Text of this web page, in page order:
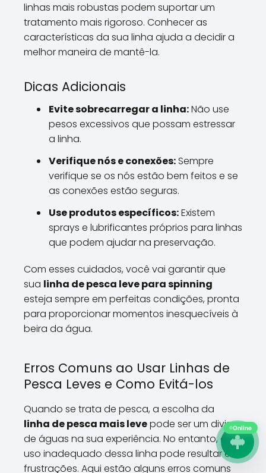
linhas mais robustas podem suportar um
tratamento mais rigoroso. Conhecer as
características da sua linha ajuda a decidir a
melhor maneira de mantê-la.
Dicas Adicionais
Evite sobrecarregar a linha:Não use
pesos excessivos que possam estressar
a linha.
Verifique nós e conexões:Sempre
verifique se os nós estão bem feitos e se
as conexões estão seguras.
Use produtos específicos:Existem
sprays e lubrificantes próprios para linhas
que podem ajudar na preservação.
Com esses cuidados, você vai garantir que
sua linha de pesca leve para spinning
esteja sempre em perfeitas condições, pronta
para proporcionar momentos inesquecíveis à
beira da água.
Erros Comuns ao Usar Linhas de
Pesca Leves e Como Evitá-los
Quando se trata de pesca, a escolha da
linha de pesca mais levepode ser um divisor
de águas na sua experiência. No entanto, o
uso inadequado dessa linha pode resultar em
frustrações. Aqui estão alguns erros comuns
Online